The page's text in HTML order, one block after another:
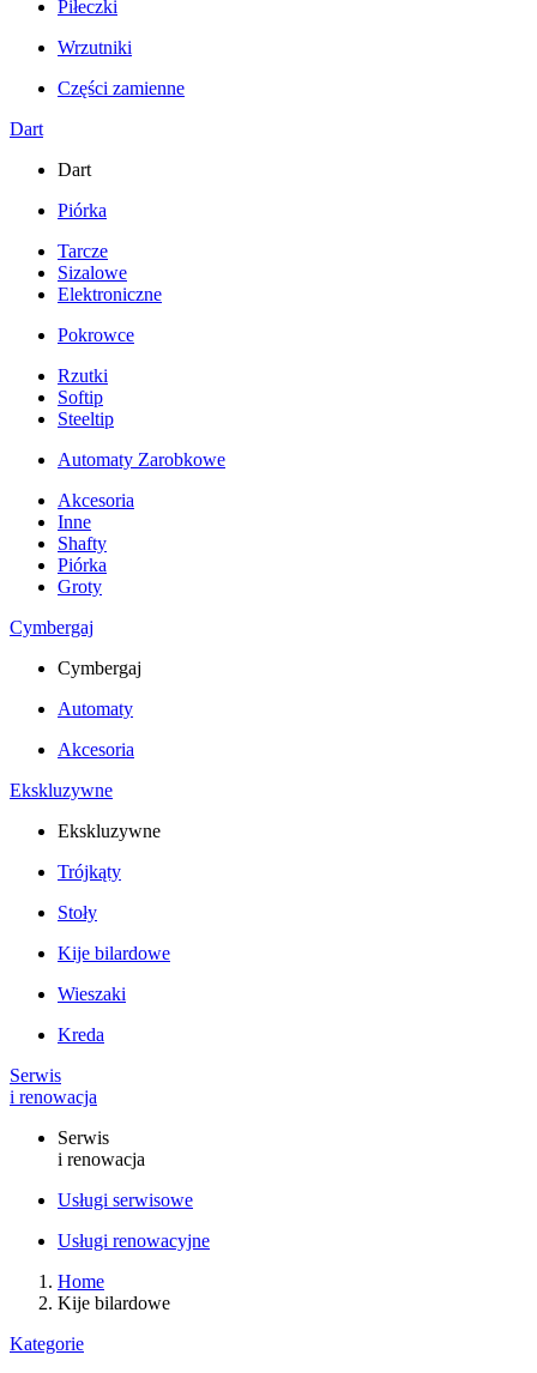
Piłeczki
Wrzutniki
Części zamienne
Dart
Dart
Piórka
Tarcze
Sizalowe
Elektroniczne
Pokrowce
Rzutki
Softip
Steeltip
Automaty Zarobkowe
Akcesoria
Inne
Shafty
Piórka
Groty
Cymbergaj
Cymbergaj
Automaty
Akcesoria
Ekskluzywne
Ekskluzywne
Trójkąty
Stoły
Kije bilardowe
Wieszaki
Kreda
Serwis
i renowacja
Serwis
i renowacja
Usługi serwisowe
Usługi renowacyjne
Home
Kije bilardowe
Kategorie